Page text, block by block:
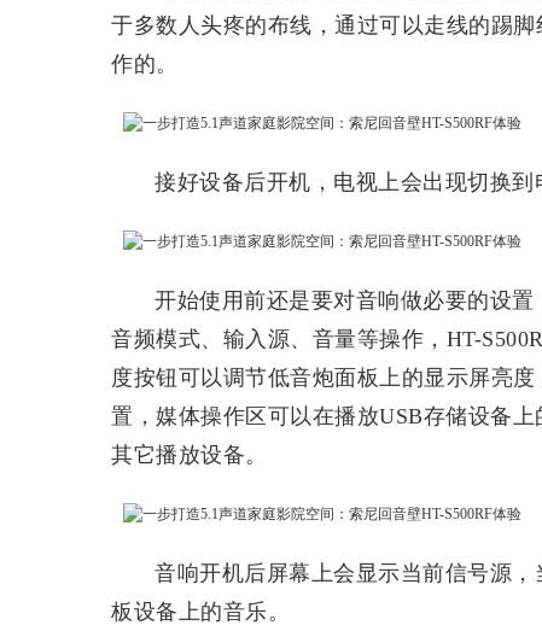
于多数人头疼的布线，通过可以走线的踢
作的。
接好设备后开机，电视上会出现切换到
开始使用前还是要对音响做必要的设置
音频模式、输入源、音量等操作，HT-
度按钮可以调节低音炮面板上的显示屏亮
置，媒体操作区可以在播放USB存储设备
其它播放设备。
音响开机后屏幕上会显示当前信号源
板设备上的音乐。